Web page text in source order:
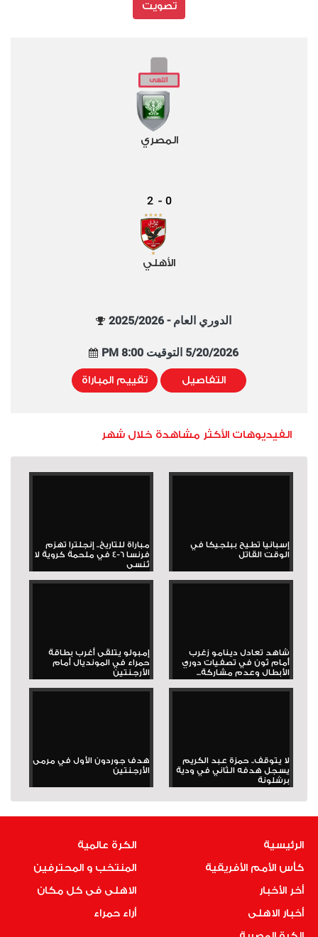
تصويت
المصري
0
-
2
الأهلي
الدوري العام - 2025/2026
5/20/2026 التوقيت 8:00 PM
التفاصيل تقييم المباراة
الفيديوهات الأكثر مشاهدة خلال شهر
إسبانيا تطيح ببلجيكا في
الوقت القاتل
مباراة للتاريخ.. إنجلترا تهزم
فرنسا 6-4 في ملحمة كروية لا
تُنسى
شاهد تعادل دينامو زغرب
أمام ثون في تصفيات دوري
الأبطال وعدم مشاركة...
إمبولو يتلقى أغرب بطاقة
حمراء في المونديال أمام
الأرجنتين
لا يتوقف.. حمزة عبد الكريم
يسجل هدفه الثاني في ودية
برشلونة
هدف جوردون الأول في مرمى
الأرجنتين
الرئيسية
كأس الأمم الأفريقية
أخر الأخبار
أخبار الاهلى
الكرة عالمية
المنتخب و المحترفين
الاهلى فى كل مكان
أراء حمراء